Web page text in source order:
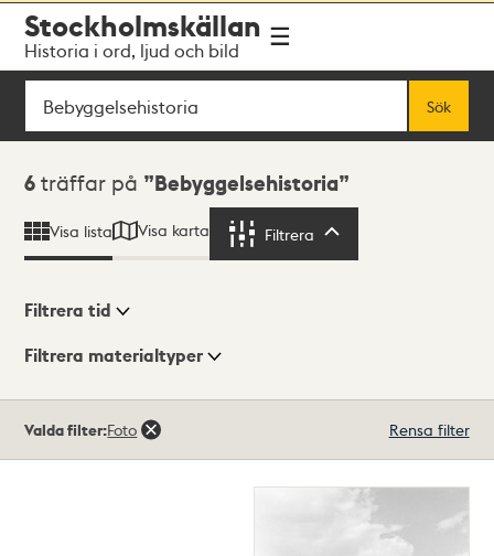
navigationen
huvudinnehållet
Stockholmskällan
Historia i ord, ljud och bild
Sök
Sök
Sökresultat
6 träffar på Bebyggelsehistoria
Visa lista Visa karta Filtrera
Visningsläge
Filtrera tid
Filtrera materialtyper
träffar
Valda filter:Foto Rensa filter